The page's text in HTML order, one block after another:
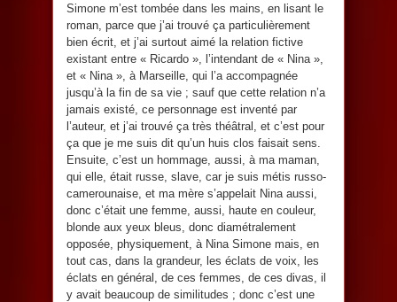
Simone m’est tombée dans les mains, en lisant le
roman, parce que j’ai trouvé ça particulièrement
bien écrit, et j’ai surtout aimé la relation fictive
existant entre « Ricardo », l’intendant de « Nina »,
et « Nina », à Marseille, qui l’a accompagnée
jusqu’à la fin de sa vie ; sauf que cette relation n’a
jamais existé, ce personnage est inventé par
l’auteur, et j’ai trouvé ça très théâtral, et c’est pour
ça que je me suis dit qu’un huis clos faisait sens.
Ensuite, c’est un hommage, aussi, à ma maman,
qui elle, était russe, slave, car je suis métis russo-
camerounaise, et ma mère s’appelait Nina aussi,
donc c’était une femme, aussi, haute en couleur,
blonde aux yeux bleus, donc diamétralement
opposée, physiquement, à Nina Simone mais, en
tout cas, dans la grandeur, les éclats de voix, les
éclats en général, de ces femmes, de ces divas, il
y avait beaucoup de similitudes ; donc c’est une